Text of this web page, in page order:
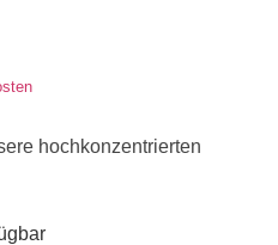
hochkonzentrierten